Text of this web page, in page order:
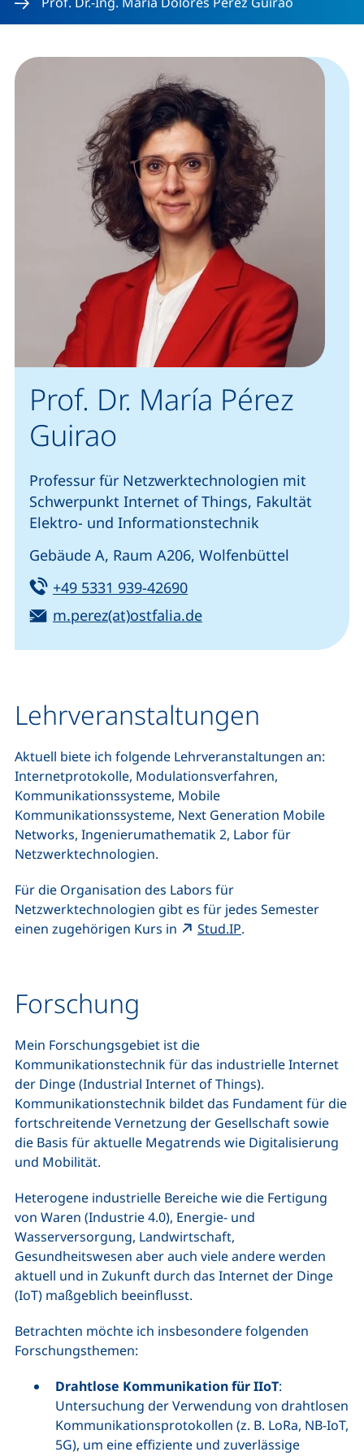
Prof. Dr. María Pérez
Guirao
Professur für Netzwerktechnologien mit
Schwerpunkt Internet of Things, Fakultät
Elektro- und Informationstechnik
Gebäude A, Raum A206, Wolfenbüttel
Tel:
+49 5331 939-42690(startet einen
E-Mail:
m.perez(at)ostfalia.de(öffnet Ihr E-Mail-
Lehrveranstaltungen
Aktuell biete ich folgende Lehrveranstaltungen an:
Internetprotokolle, Modulationsverfahren,
Kommunikationssysteme, Mobile
Kommunikationssysteme, Next Generation Mobile
Networks, Ingenierumathematik 2, Labor für
Netzwerktechnologien.
Für die Organisation des Labors für
Netzwerktechnologien gibt es für jedes Semester
einen zugehörigen Kurs in
Stud.IP(externer Link,
.
Forschung
Mein Forschungsgebiet ist die
Kommunikationstechnik für das industrielle Internet
der Dinge (Industrial Internet of Things).
Kommunikationstechnik bildet das Fundament für die
fortschreitende Vernetzung der Gesellschaft sowie
die Basis für aktuelle Megatrends wie Digitalisierung
und Mobilität.
Heterogene industrielle Bereiche wie die Fertigung
von Waren (Industrie 4.0), Energie- und
Wasserversorgung, Landwirtschaft,
Gesundheitswesen aber auch viele andere werden
aktuell und in Zukunft durch das Internet der Dinge
(IoT) maßgeblich beeinflusst.
Betrachten möchte ich insbesondere folgenden
Forschungsthemen:
Drahtlose Kommunikation für IIoT:
Untersuchung der Verwendung von drahtlosen
Kommunikationsprotokollen (z. B. LoRa, NB-IoT,
5G), um eine effiziente und zuverlässige